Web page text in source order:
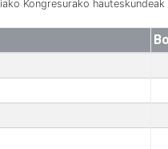
Kongresurako hauteskundeak